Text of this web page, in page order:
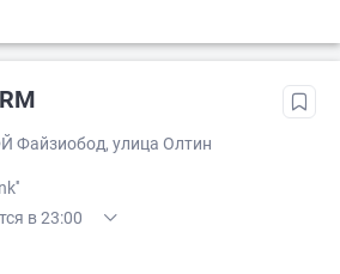
Файзиобод, улица Олтин
в 23:00